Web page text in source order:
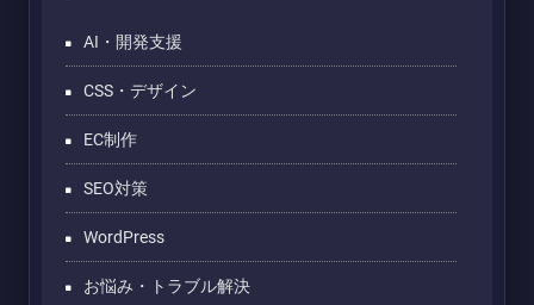
AI・開発支援
CSS・デザイン
EC制作
SEO対策
WordPress
お悩み・トラブル解決